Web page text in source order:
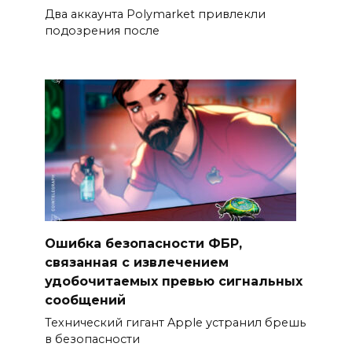
Два аккаунта Polymarket привлекли
подозрения после
Ошибка безопасности ФБР,
связанная с извлечением
удобочитаемых превью сигнальных
сообщений
Технический гигант Apple устранил брешь
в безопасности